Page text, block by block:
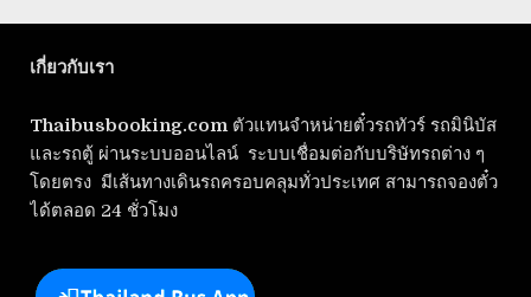
เกี่ยวกับเรา
Thaibusbooking.com ตัวแทนจำหน่ายตั๋วรถทัวร์ รถมินิบัส
และรถตู้ ผ่านระบบออนไลน์ ระบบเชื่อมต่อกับบริษัทรถต่าง ๆ
โดยตรง มีเส้นทางเดินรถครอบคลุมทั่วประเทศ สามารถจองตั๋ว
ได้ตลอด 24 ชั่วโมง